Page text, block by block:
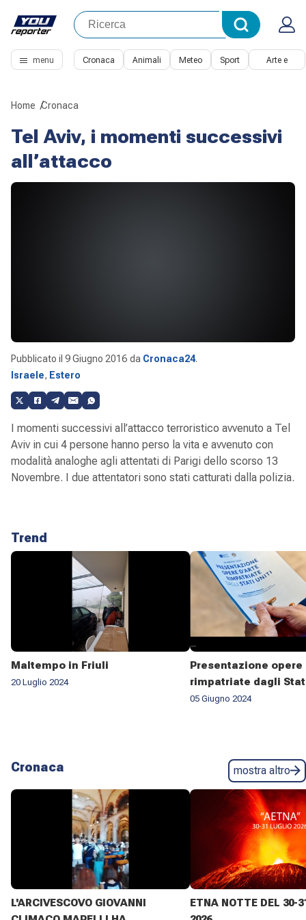
menu Cronaca Animali Meteo Sport Arte e
Home Cronaca
Tel Aviv, i momenti successivi
all’attacco
Pubblicato il 9 Giugno 2016 da Cronaca24.
Israele, Estero
I momenti successivi all’attacco terroristico avvenuto a Tel
Aviv in cui 4 persone hanno perso la vita e avvenuto con
modalità analoghe agli attentati di Parigi dello scorso 13
Novembre. I due attentatori sono stati catturati dalla polizia.
Trend
Maltempo in Friuli
20 Luglio 2024
Presentazione opere
rimpatriate dagli
05 Giugno 2024
Cronaca mostra altro
L'ARCIVESCOVO GIOVANNI
ETNA NOTTE DEL 30-